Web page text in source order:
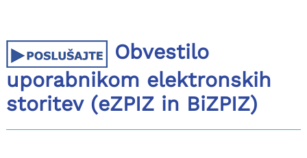
Obvestilo
uporabnikom elektronskih
storitev (eZPIZ in BiZPIZ)